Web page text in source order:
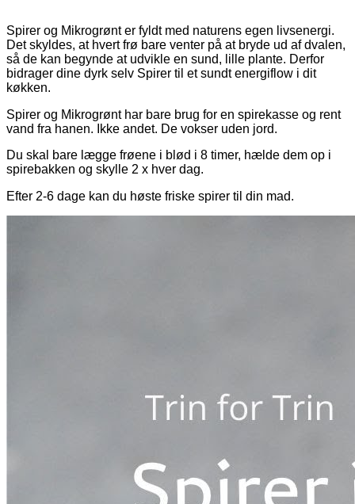
Spirer og Mikrogrønt er fyldt med naturens egen livsenergi.
Det skyldes, at hvert frø bare venter på at bryde ud af dvalen,
så de kan begynde at udvikle en sund, lille plante. Derfor
bidrager dine dyrk selv Spirer til et sundt energiflow i dit
køkken.
Spirer og Mikrogrønt har bare brug for en spirekasse og rent
vand fra hanen. Ikke andet. De vokser uden jord.
Du skal bare lægge frøene i blød i 8 timer, hælde dem op i
spirebakken og skylle 2 x hver dag.
Efter 2-6 dage kan du høste friske spirer til din mad.